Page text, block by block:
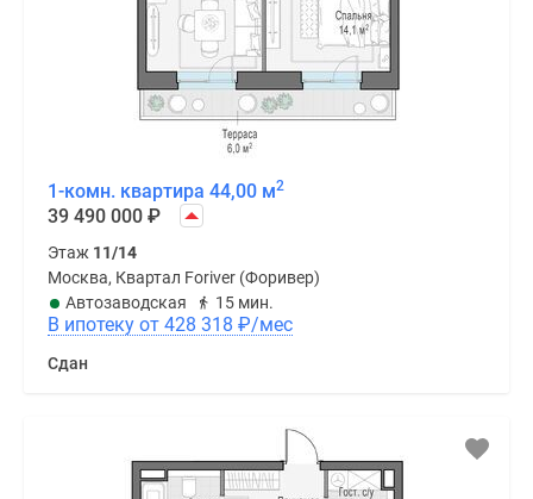
1-комн. квартира 44,00 м2
39 490 000 ₽
Этаж 11/14
Москва, Квартал Foriver (Форивер)
Автозаводская
15 мин.
В ипотеку от 428 318 ₽/мес
Сдан